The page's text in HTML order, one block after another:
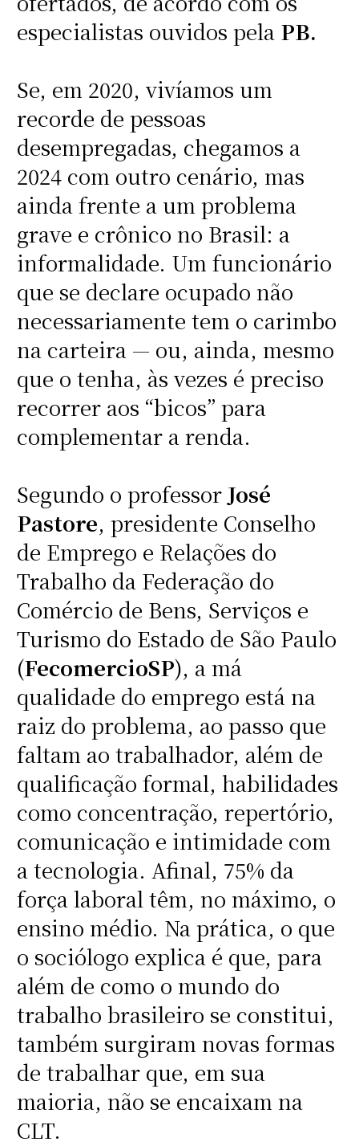
especialistas ouvidos pela PB.
Se, em 2020, vivíamos um
recorde de pessoas
desempregadas, chegamos a
2024 com outro cenário, mas
ainda frente a um problema
grave e crônico no Brasil: a
informalidade. Um funcionário
que se declare ocupado não
necessariamente tem o carimbo
na carteira — ou, ainda, mesmo
que o tenha, às vezes é preciso
recorrer aos “bicos” para
complementar a renda.
Segundo o professor José
Pastore, presidente Conselho
de Emprego e Relações do
Trabalho da Federação do
Comércio de Bens, Serviços e
Turismo do Estado de São Paulo
(FecomercioSP), a má
qualidade do emprego está na
raiz do problema, ao passo que
faltam ao trabalhador, além de
qualificação formal, habilidades
como concentração, repertório,
comunicação e intimidade com
a tecnologia. Afinal, 75% da
força laboral têm, no máximo, o
ensino médio. Na prática, o que
o sociólogo explica é que, para
além de como o mundo do
trabalho brasileiro se constitui,
também surgiram novas formas
de trabalhar que, em sua
maioria, não se encaixam na
CLT.